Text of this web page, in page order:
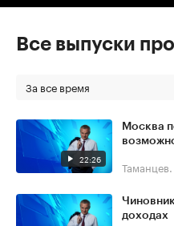
Все выпуски
За все время
22:26
Москва
доходах